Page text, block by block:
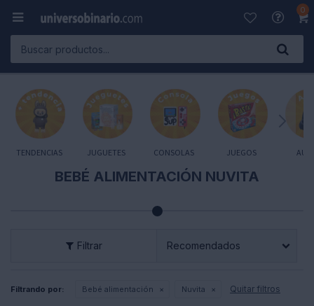
0

TENDENCIAS JUGUETES CONSOLAS JUEGOS
BEBÉ ALIMENTACIÓN NUVITA
Recomendados
Filtrando por: Bebé alimentación Nuvita Quitar filtros